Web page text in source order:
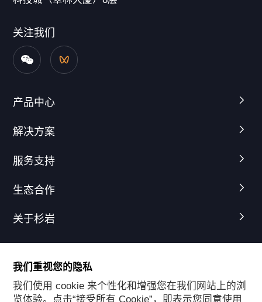
我们重视您的隐私
我们使用 cookie 来个性化和增强您在我们网站上的浏
览体验。点击“接受所有 Cookie”，即表示您同意使用
关注我们
产品中心
解决方案
服务支持
生态合作
关于杉岩
友情链接